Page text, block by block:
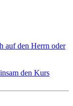
auf den Herrn oder
den Kurs